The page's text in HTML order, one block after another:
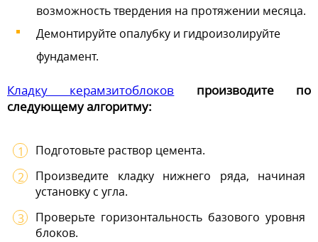
возможность твердения на протяжении месяца.
Демонтируйте опалубку и гидроизолируйте
фундамент.
Кладку керамзитоблоков производите по
следующему алгоритму:
Подготовьте раствор цемента.
Произведите кладку нижнего ряда, начиная
установку с угла.
Проверьте горизонтальность базового уровня
блоков.